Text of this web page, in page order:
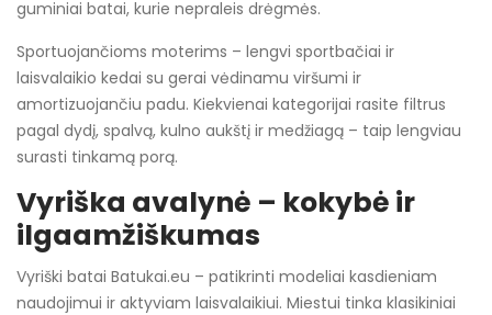
guminiai batai, kurie nepraleis drėgmės.
Sportuojančioms moterims – lengvi sportbačiai ir
laisvalaikio kedai su gerai vėdinamu viršumi ir
amortizuojančiu padu. Kiekvienai kategorijai rasite filtrus
pagal dydį, spalvą, kulno aukštį ir medžiagą – taip lengviau
surasti tinkamą porą.
Vyriška avalynė – kokybė ir
ilgaamžiškumas
Vyriški batai Batukai.eu – patikrinti modeliai kasdieniam
naudojimui ir aktyviam laisvalaikiui. Miestui tinka klasikiniai